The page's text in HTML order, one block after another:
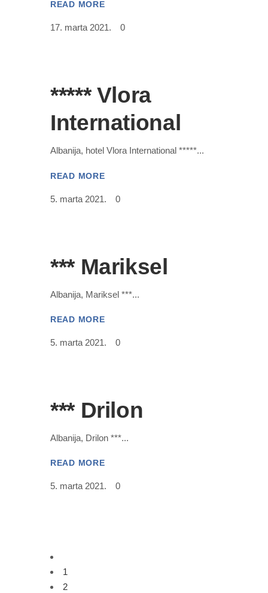
READ MORE
17. marta 2021. 0
***** Vlora
International
Albanija, hotel Vlora International *****
READ MORE
5. marta 2021. 0
*** Mariksel
Albanija, Mariksel ***
READ MORE
5. marta 2021. 0
*** Drilon
Albanija, Drilon ***
READ MORE
5. marta 2021. 0
1
2